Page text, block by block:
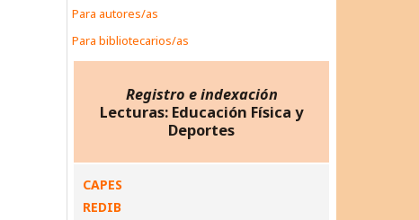
Para autores/as
Para bibliotecarios/as
Registro e indexación
Lecturas: Educación Física y
Deportes
CAPES
REDIB